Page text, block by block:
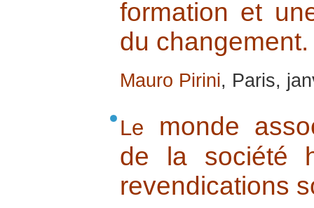
formation et
du changement.
Mauro Pirini, Paris,
Le
monde
de la société
revendications